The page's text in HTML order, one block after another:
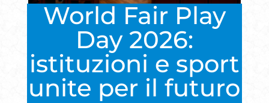
World Fair Play
Day 2026:
istituzioni e sport
unite per il futuro